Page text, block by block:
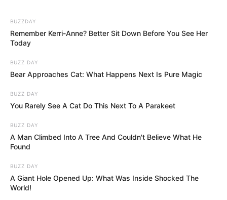
helyzetet teremtett, amely hosszú időre
meghatározhatja a magyar politikai rendszer
működését.
Sulyok Tamás a Politicónak adott interjúval azt
üzente: nem fog csendben félreállni. Magyar Péter
kormánya pedig azt üzeni: a választói
felhatalmazás alapján végig fogja vinni az állami
intézményrendszer átalakítását. A két politikai
akarat most közvetlenül ütközik egymással.
A következő parlamenti viták ezért nem pusztán
jogtechnikai kérdésekről szólnak majd. Arról
BUZZDAY
Remember Kerri-Anne? Better Sit Down Before You See Her
Today
BUZZ DAY
Bear Approaches Cat: What Happens Next Is Pure Magic
BUZZ DAY
You Rarely See A Cat Do This Next To A Parakeet
BUZZ DAY
A Man Climbed Into A Tree And Couldn't Believe What He
Found
BUZZ DAY
A Giant Hole Opened Up: What Was Inside Shocked The
World!